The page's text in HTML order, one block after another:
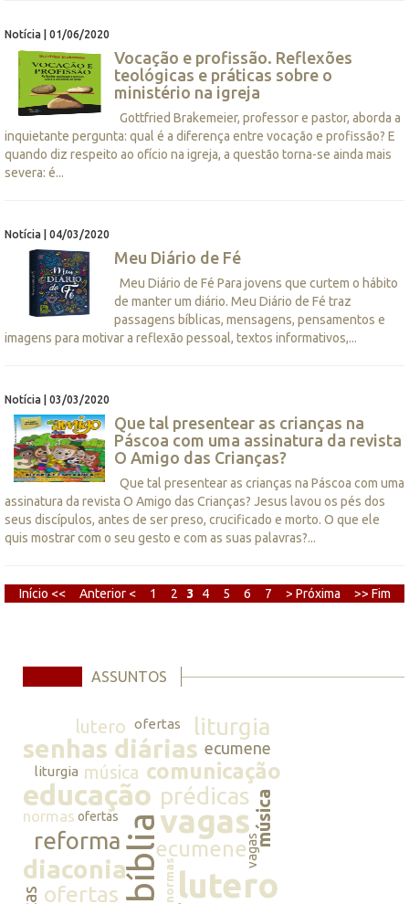
Notícia | 01/06/2020
Vocação e profissão. Reflexões
teológicas e práticas sobre o
ministério na igreja
Gottfried Brakemeier, professor e pastor, aborda a
inquietante pergunta: qual é a diferença entre vocação e profissão? E
quando diz respeito ao ofício na igreja, a questão torna-se ainda mais
severa: é...
Notícia | 04/03/2020
Meu Diário de Fé
Meu Diário de Fé Para jovens que curtem o hábito
de manter um diário. Meu Diário de Fé traz
passagens bíblicas, mensagens, pensamentos e
imagens para motivar a reflexão pessoal, textos informativos,...
Notícia | 03/03/2020
Que tal presentear as crianças na
Páscoa com uma assinatura da revista
O Amigo das Crianças?
Que tal presentear as crianças na Páscoa com uma
assinatura da revista O Amigo das Crianças? Jesus lavou os pés dos
seus discípulos, antes de ser preso, crucificado e morto. O que ele
quis mostrar com o seu gesto e com as suas palavras?...
Início << Anterior < 1 2 3 4 5 6 7 > Próxima >> Fim
ASSUNTOS
lutero ofertas liturgia
senhas diárias ecumene
liturgia música comunicação
educação prédicasmúsica
normas ofertasbíbliavagas
reforma
diaconia
ecumenevagas
ofertas normaslutero